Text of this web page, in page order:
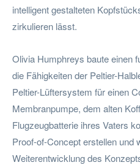
intelligent gestalteten
zirkulieren lässt.
Olivia Humphreys baute einen
die Fähigkeiten der Peltier-
Peltier-Lüftersystem für einen
Membranpumpe, dem alten
Flugzeugbatterie ihres Vaters
Proof-of-Concept erstellen und
Weiterentwicklung des